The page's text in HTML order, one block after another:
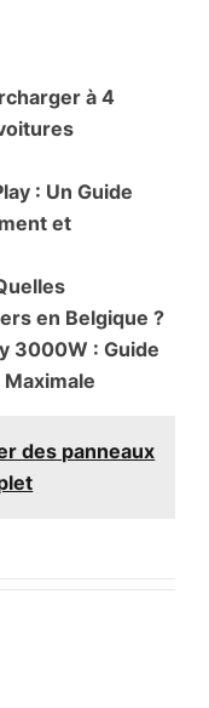
à 4
: Un Guide
et
en Belgique ?
3000W : Guide
des panneaux